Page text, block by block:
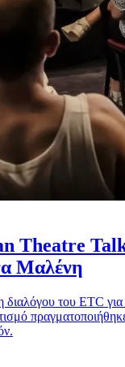
Theatre
Μαλένη
του ETC για